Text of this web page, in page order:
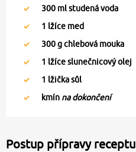
300 ml studená voda
1 lžíce med
300g chlebová mouka
1 lžíce slunečnicový olej
1 lžička sůl
kmín na dokončení
Postup přípravy receptu